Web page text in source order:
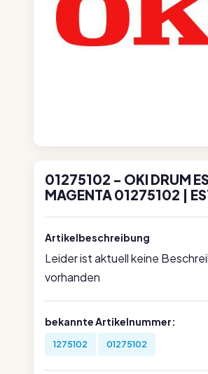
01275102 - OKI DRUM ES
MAGENTA 01275102 |
Artikelbeschreibung
Leider ist aktuell keine
vorhanden
bekannte Artikelnummer:
1275102 01275102